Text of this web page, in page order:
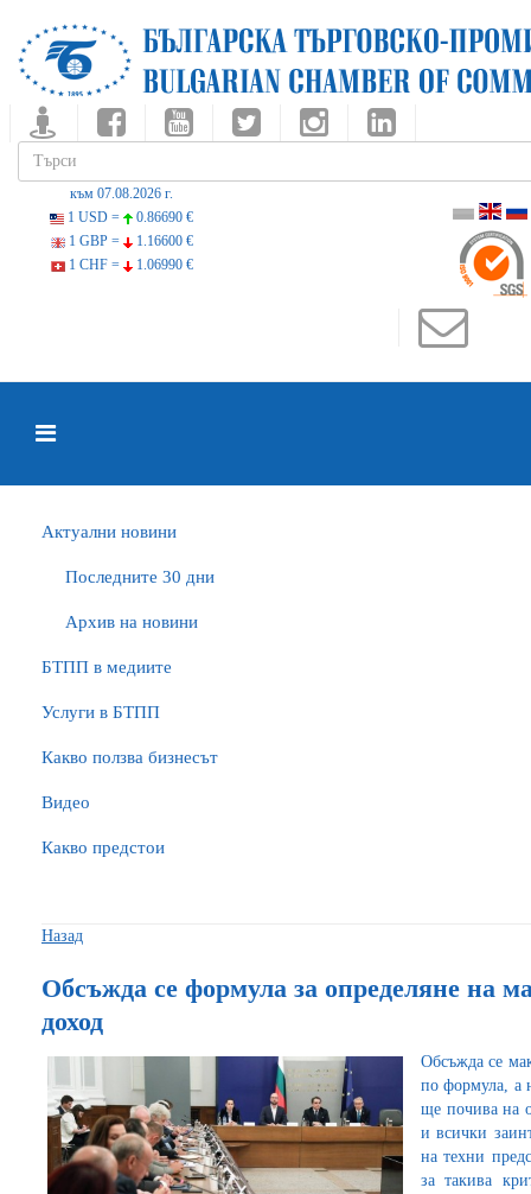
към 07.08.2026 г.
1 USD =
0.86690 €
1 GBP =
1.16600 €
1 CHF =
1.06990 €
Актуални новини
Последните 30 дни
Архив на новини
БTПП в медиите
Услуги в БТПП
Какво ползва бизнесът
Видео
Какво предстои
Назад
Обсъжда се формула за определяне на
доход
Обсъжда се
по формула, а
ще почива на
и всички
на техни
за такива